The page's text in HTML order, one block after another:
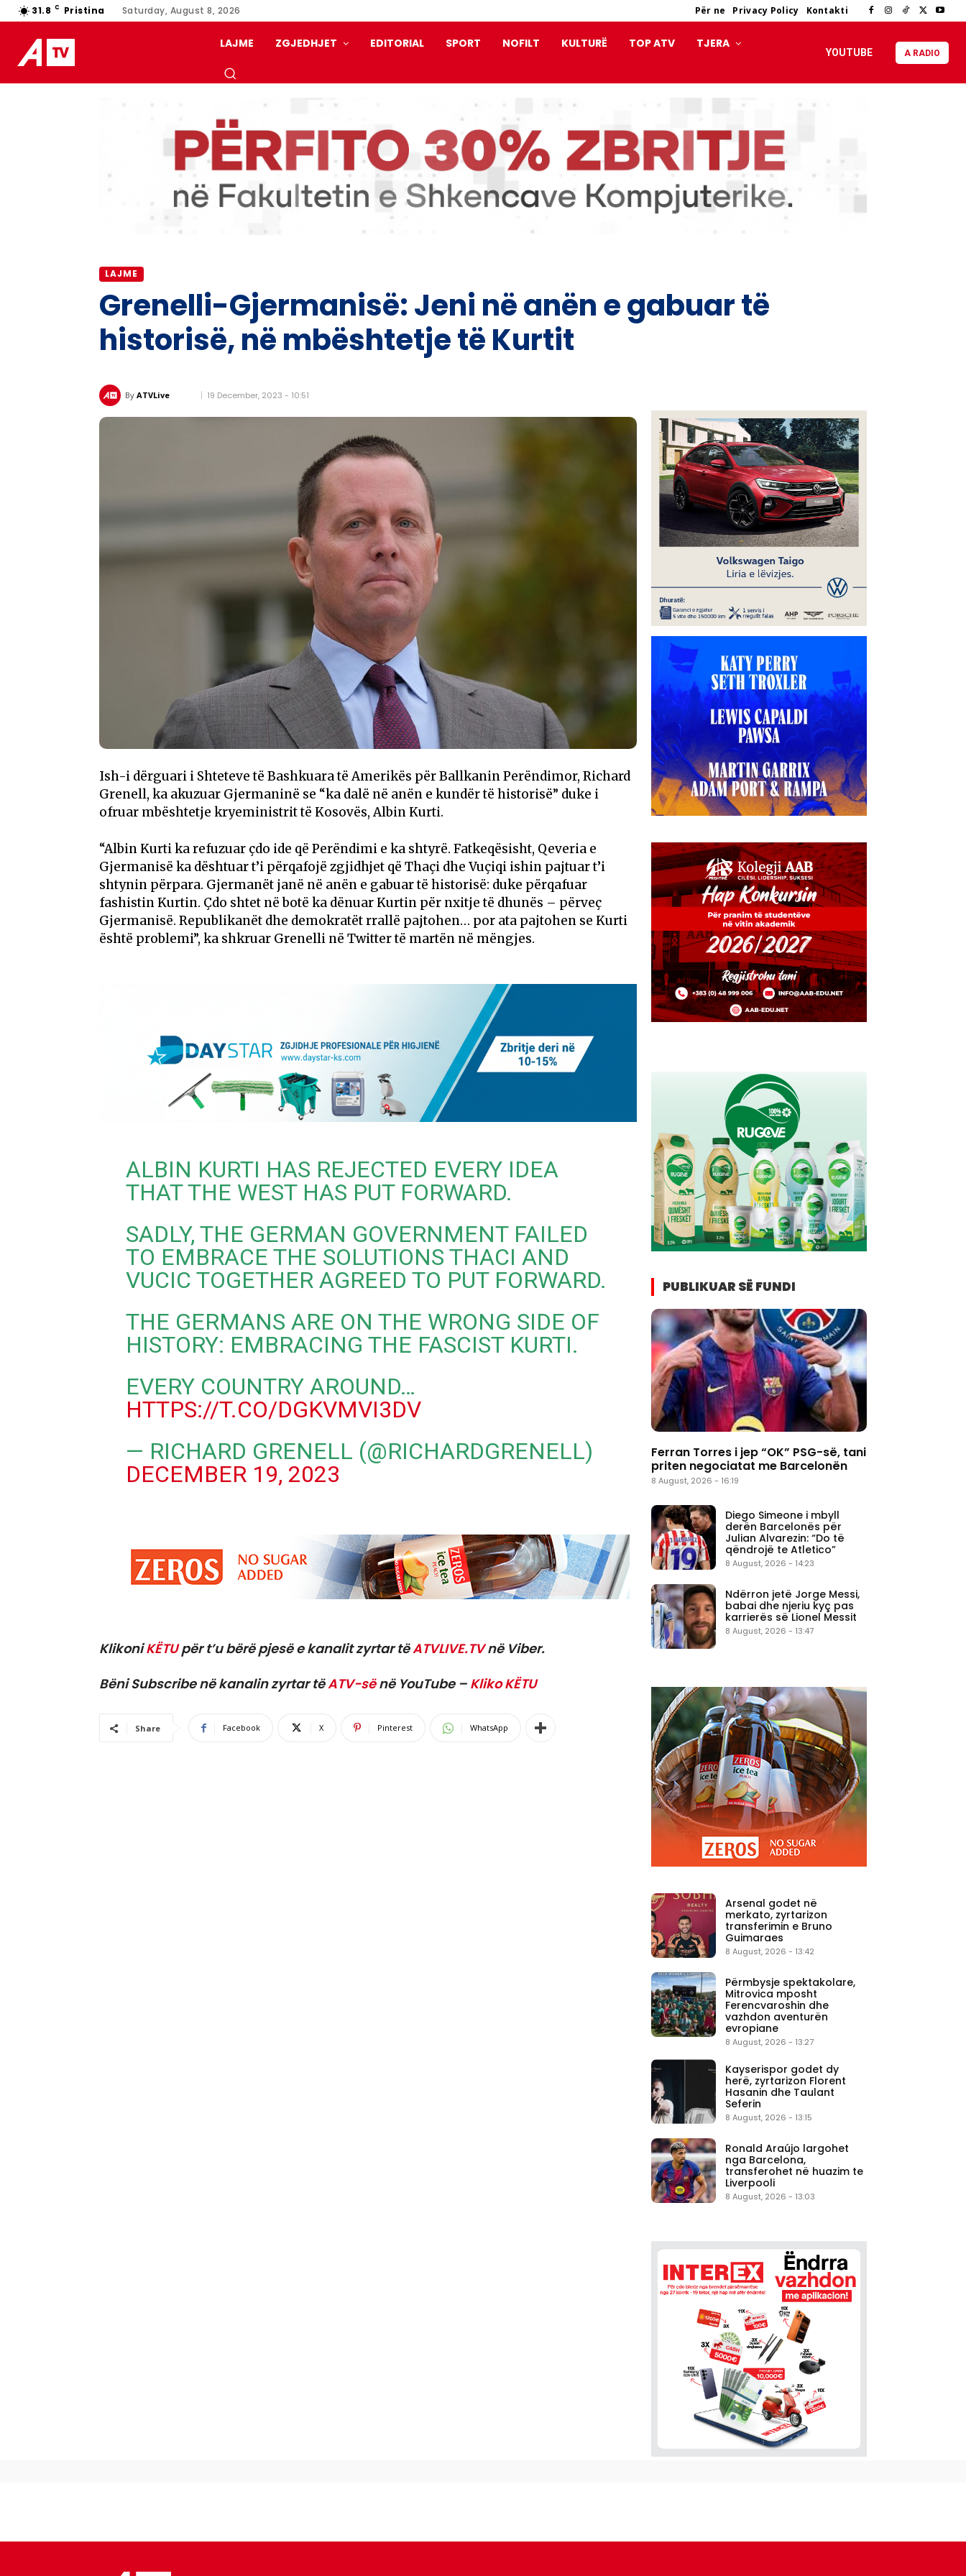
31.8 C Pristina Saturday, August 8, 2026 Për ne Privacy Policy Kontakti
LAJME ZGJEDHJET EDITORIAL SPORT NOFILT KULTURË TOP ATV TJERA
YOUTUBE A RADIO
LAJME
Grenelli-Gjermanisë: Jeni në anën e gabuar të
historisë, në mbështetje të Kurtit
By ATVLive 19 December, 2023 - 10:51
Ish-i dërguari i Shteteve të Bashkuara të Amerikës për Ballkanin Perëndimor, Richard
Grenell, ka akuzuar Gjermaninë se “ka dalë në anën e kundër të historisë” duke i
ofruar mbështetje kryeministrit të Kosovës, Albin Kurti.
“Albin Kurti ka refuzuar çdo ide që Perëndimi e ka shtyrë. Fatkeqësisht, Qeveria e
Gjermanisë ka dështuar t’i përqafojë zgjidhjet që Thaçi dhe Vuçiqi ishin pajtuar t’i
shtynin përpara. Gjermanët janë në anën e gabuar të historisë: duke përqafuar
fashistin Kurtin. Çdo shtet në botë ka dënuar Kurtin për nxitje të dhunës – përveç
Gjermanisë. Republikanët dhe demokratët rrallë pajtohen… por ata pajtohen se Kurti
është problemi”, ka shkruar Grenelli në Twitter të martën në mëngjes.
ALBIN KURTI HAS REJECTED EVERY IDEA
THAT THE WEST HAS PUT FORWARD.
SADLY, THE GERMAN GOVERNMENT FAILED
TO EMBRACE THE SOLUTIONS THACI AND
VUCIC TOGETHER AGREED TO PUT FORWARD.
THE GERMANS ARE ON THE WRONG SIDE OF
HISTORY: EMBRACING THE FASCIST KURTI.
EVERY COUNTRY AROUND…
HTTPS://T.CO/DGKVMVI3DV
— RICHARD GRENELL (@RICHARDGRENELL)
DECEMBER 19, 2023
KlikoniKËTUpër t’u bërë pjesë e kanalit zyrtar tëATVLIVE.TVnë Viber.
Bëni Subscribe në kanalin zyrtar tëATV-sënë YouTube – Kliko KËTU
Share Facebook X Pinterest WhatsApp
PUBLIKUAR SË FUNDI
Ferran Torres i jep “OK” PSG-së, tani
priten negociatat me Barcelonën
8 August, 2026 - 16:19
Diego Simeone i mbyll
derën Barcelonës për
Julian Alvarezin: “Do të
qëndrojë te Atletico”
8 August, 2026 - 14:23
Ndërron jetë Jorge Messi,
babai dhe njeriu kyç pas
karrierës së Lionel Messit
8 August, 2026 - 13:47
Arsenal godet në
merkato, zyrtarizon
transferimin e Bruno
Guimaraes
8 August, 2026 - 13:42
Përmbysje spektakolare,
Mitrovica mposht
Ferencvaroshin dhe
vazhdon aventurën
evropiane
8 August, 2026 - 13:27
Kayserispor godet dy
herë, zyrtarizon Florent
Hasanin dhe Taulant
Seferin
8 August, 2026 - 13:15
Ronald Araújo largohet
nga Barcelona,
transferohet në huazim te
Liverpooli
8 August, 2026 - 13:03